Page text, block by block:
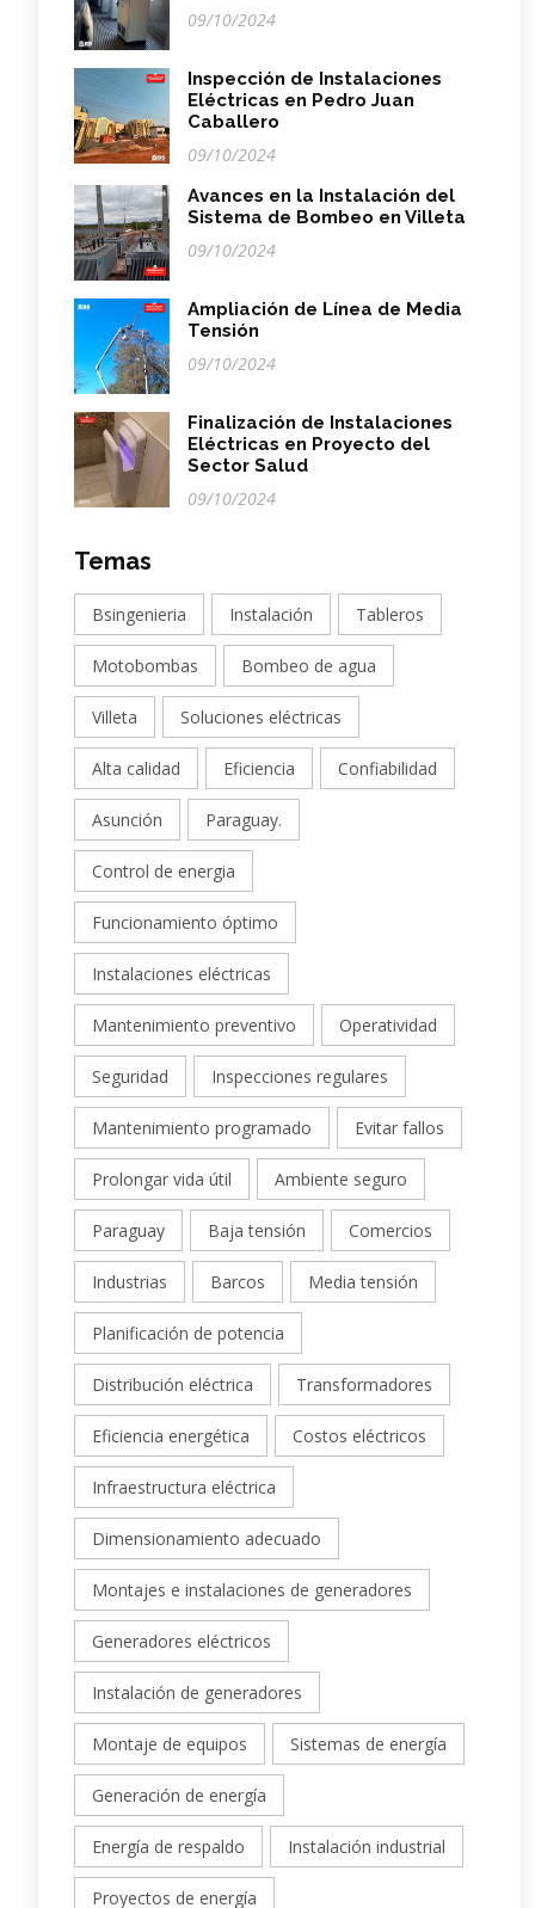
09/10/2024
Inspección de Instalaciones
Eléctricas en Pedro Juan
Caballero
09/10/2024
Avances en la Instalación del
Sistema de Bombeo en Villeta
09/10/2024
Ampliación de Línea de Media
Tensión
09/10/2024
Finalización de Instalaciones
Eléctricas en Proyecto del
Sector Salud
09/10/2024
Temas
Bsingenieria Instalación Tableros
Motobombas Bombeo de agua
Villeta Soluciones eléctricas
Alta calidad Eficiencia Confiabilidad
Asunción Paraguay.
Control de energia
Funcionamiento óptimo
Instalaciones eléctricas
Mantenimiento preventivo Operatividad
Seguridad Inspecciones regulares
Mantenimiento programado Evitar fallos
Prolongar vida útil Ambiente seguro
Paraguay Baja tensión Comercios
Industrias Barcos Media tensión
Planificación de potencia
Distribución eléctrica Transformadores
Eficiencia energética Costos eléctricos
Infraestructura eléctrica
Dimensionamiento adecuado
Montajes e instalaciones de generadores
Generadores eléctricos
Instalación de generadores
Montaje de equipos Sistemas de energía
Generación de energía
Energía de respaldo Instalación industrial
Proyectos de energía